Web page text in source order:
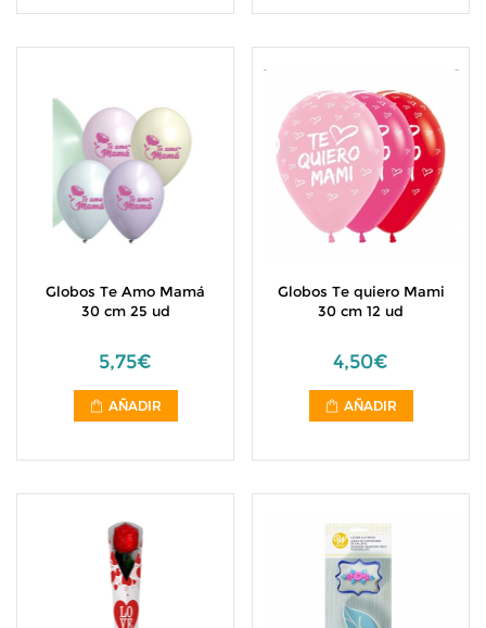
Globos Te Amo Mamá
30 cm 25 ud
5,75€
AÑADIR
Globos Te quiero Mami
30 cm 12 ud
4,50€
AÑADIR